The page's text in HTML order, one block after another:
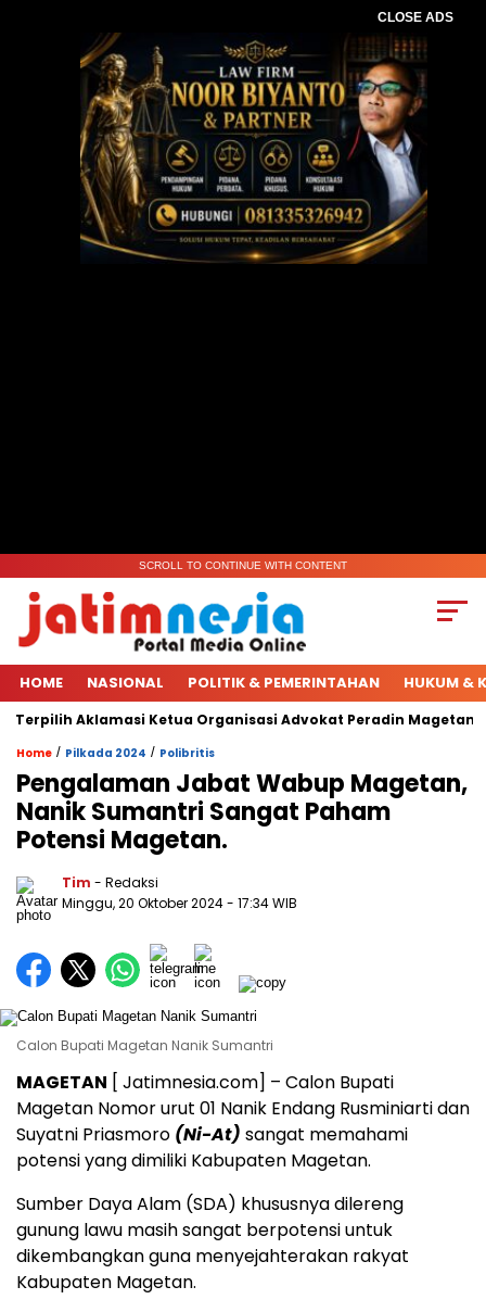
CLOSE ADS
SCROLL TO CONTINUE WITH CONTENT
HOME NASIONAL POLITIK & PEMERINTAHAN HUKUM &
Aklamasi Ketua Organisasi Advokat Peradin Magetan.
Home / Pilkada 2024 / Polibritis
Pengalaman Jabat Wabup Magetan,
Nanik Sumantri Sangat Paham
Potensi Magetan.
Tim - Redaksi
Minggu, 20 Oktober 2024- 17:34 WIB
Calon Bupati Magetan Nanik Sumantri
MAGETAN [ Jatimnesia.com] – Calon Bupati
Magetan Nomor urut 01 Nanik Endang Rusminiarti dan
Suyatni Priasmoro (Ni-At) sangat memahami
potensi yang dimiliki Kabupaten Magetan.
Sumber Daya Alam (SDA) khususnya dilereng
gunung lawu masih sangat berpotensi untuk
dikembangkan guna menyejahterakan rakyat
Kabupaten Magetan.